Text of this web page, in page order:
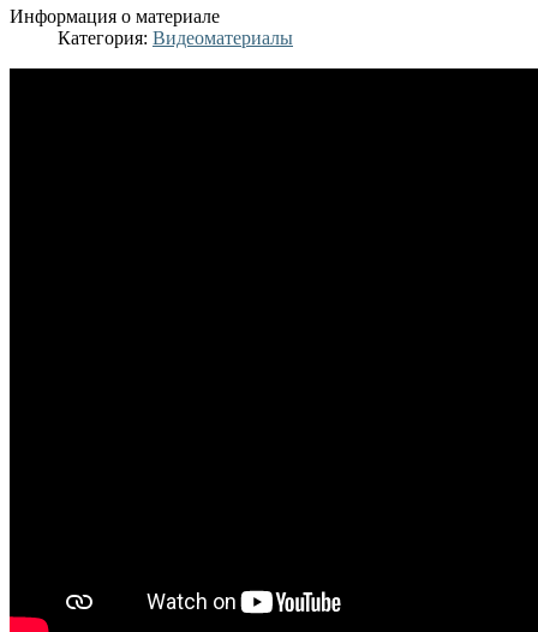
Информация о материале
Категория: Видеоматериалы